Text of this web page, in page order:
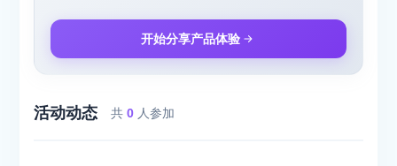
开始分享产品体验
活动动态 共0 人参加